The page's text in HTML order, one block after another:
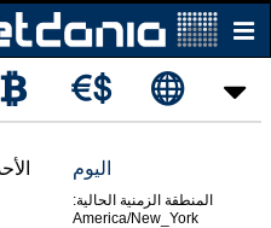
اليوم
المنطقة الزمنية الحالية:
America/New_York